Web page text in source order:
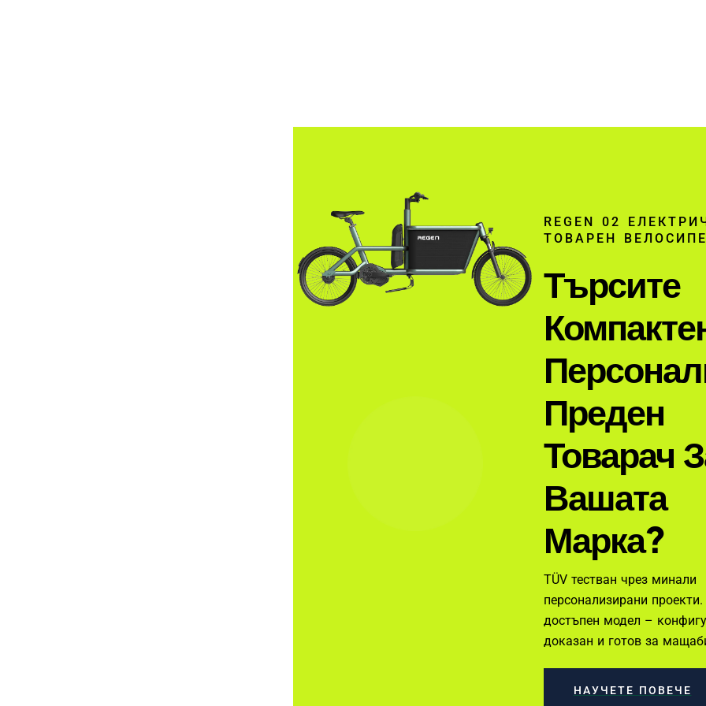
REGEN 02
ТОВАРЕН
Търсите
Преден
Товарач
Вашата
Марка?
TÜV тестван чрез минали
персонализирани
достъпен модел –
доказан и готов за
НАУЧЕТЕ ПОВЕЧЕ